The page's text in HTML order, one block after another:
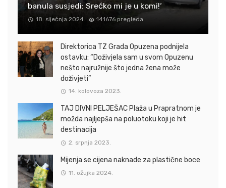
banula susjedi: Srećko mi je u komi!‘
18. siječnja 2024. 141676 pregleda
Direktorica TZ Grada Opuzena podnijela
ostavku: “Doživjela sam u svom Opuzenu
nešto najružnije što jedna žena može
doživjeti”
14. kolovoza 2023.
TAJ DIVNI PELJEŠAC Plaža u Prapratnom je
možda najljepša na poluotoku koji je hit
destinacija
2. srpnja 2023.
Mijenja se cijena naknade za plastične boce
11. ožujka 2024.